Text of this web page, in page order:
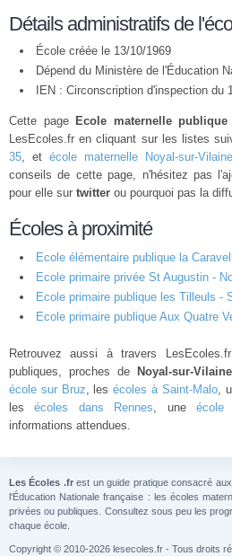
Détails administratifs de
École créée le 13/10/1969
Dépend du Ministère de l'Éducation
IEN : Circonscription d'inspection du
Cette page Ecole maternelle
LesEcoles.fr en cliquant sur les listes
35, et école maternelle Noyal-sur-Vilaine
conseils de cette page, n'hésitez pas
pour elle sur twitter ou pourquoi pas la
Écoles à proximité
Ecole élémentaire publique la
Ecole primaire privée St Augustin -
Ecole primaire publique les Tilleuls -
Ecole primaire publique Aux Quatre
Retrouvez aussi à travers
publiques, proches de
Noyal-sur-Vilaine
école sur Bruz, lesécoles à Saint-Malo,
lesécoles dans Rennes, uneécole
informations attendues.
Les Écoles .frest un guide pratique consacré
l'Éducation Nationale française : les écoles
privées ou publiques. Consultez sous peu les
chaque école.
Copyright © 2010-2026 lesecoles.fr - Tous droits